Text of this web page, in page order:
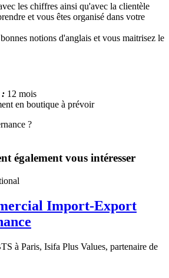
les chiffres ainsi qu'avec la clientèle
et vous êtes organisé dans votre
notions d'anglais et vous maitrisez le
: 12 mois
en boutique à prévoir
?
également vous intéresser
Import-Export
à Paris, Isifa Plus Values, partenaire de